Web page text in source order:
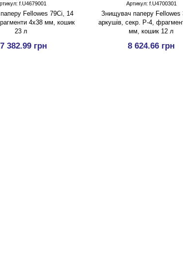
f.U4679001
Fellowes 79Ci, 14
4х38 мм, кошик
23 л
382.99 грн
Артикул: f.U4700301
Знищувач паперу Fellowes
аркушів, секр. P-4,
мм, кошик 12 л
8 624.66 грн